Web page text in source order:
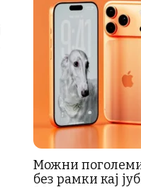
Можни
без рамки кај